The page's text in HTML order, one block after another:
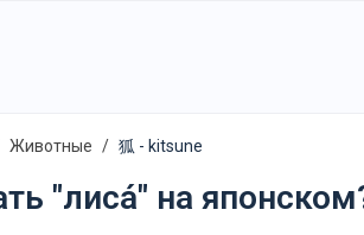
Животные 狐 - kitsune
"лиса́" на